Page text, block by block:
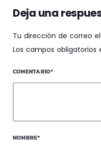
Deja una
Tu dirección de correo
Los campos
COMENTARIO*
NOMBRE*